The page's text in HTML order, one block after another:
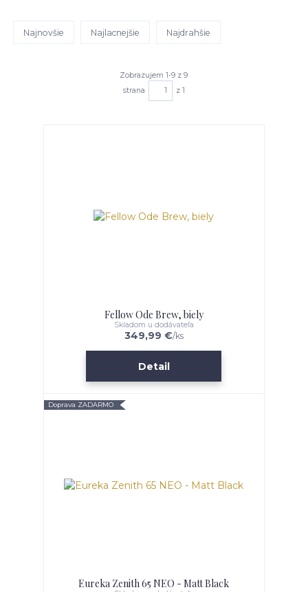
Najnovšie Najlacnejšie Najdrahšie
Zobrazujem 1-9 z 9
strana
z 1
Fellow Ode Brew, biely
349,99 €/ks
Skladom u dodávateľa
Detail
Doprava ZADARMO
Eureka Zenith 65 NEO - Matt Black